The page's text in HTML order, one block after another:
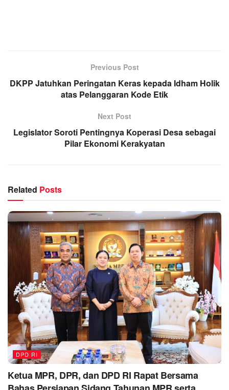
Previous Post
DKPP Jatuhkan Peringatan Keras kepada Idham Holik
atas Pelanggaran Kode Etik
Next Post
Legislator Soroti Pentingnya Koperasi Desa sebagai
Pilar Ekonomi Kerakyatan
Related Posts
DPD RI
Ketua MPR, DPR, dan DPD RI Rapat Bersama